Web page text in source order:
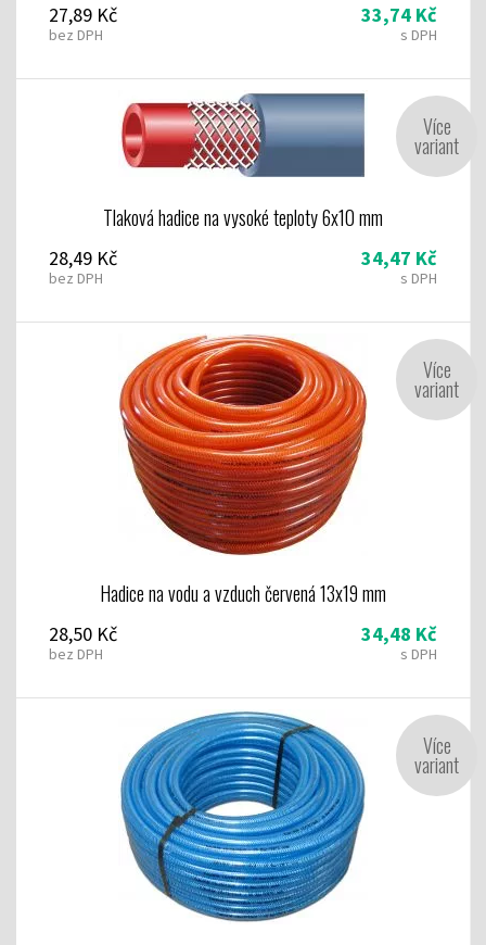
27,89 Kč
bez DPH
33,74 Kč
s DPH
Tlaková hadice na vysoké teploty 6x10 mm
28,49 Kč
bez DPH
34,47 Kč
s DPH
Více
variant
Hadice na vodu a vzduch červená 13x19 mm
28,50 Kč
bez DPH
34,48 Kč
s DPH
Více
variant
Více
variant